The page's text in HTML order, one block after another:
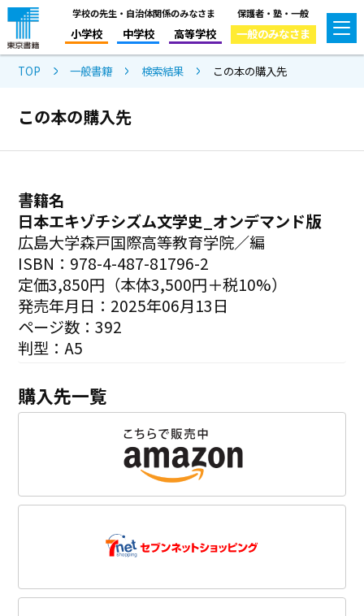
学校の先生・自治体関係のみなさま
小学校 中学校 高等学校
保護者・塾・一般
一般のみなさま
TOP 一般書籍 検索結果 この本の購入先
この本の購入先
書籍名
日本エキゾチシズム文学史_オンデマンド版
広島大学森戸国際高等教育学院／編
ISBN：978-4-487-81796-2
定価3,850円（本体3,500円＋税10%）
発売年月日：2025年06月13日
ページ数：392
判型：A5
購入先一覧